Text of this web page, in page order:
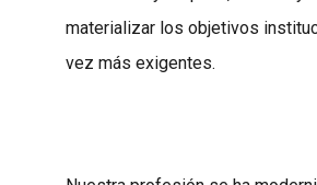
materializar los objetivos
vez más exigentes.